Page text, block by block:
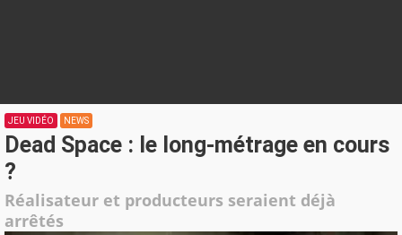
JEU VIDÉO NEWS
Dead Space : le long-métrage en cours
?
Réalisateur et producteurs seraient déjà
arrêtés